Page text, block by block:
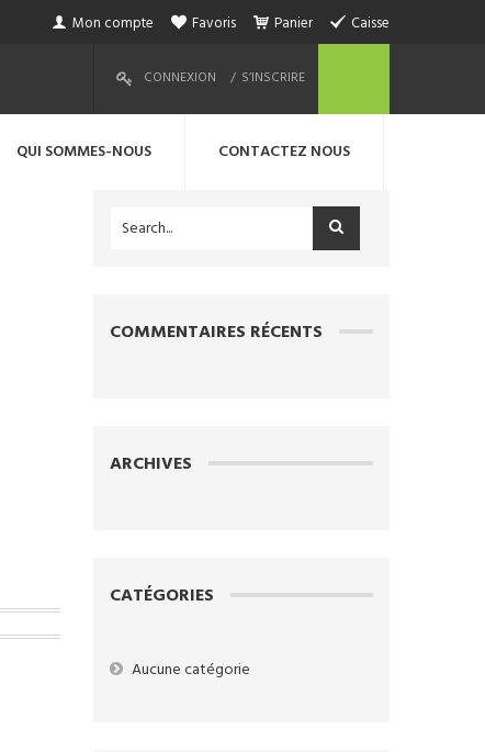
Mon compte Favoris Panier Caisse
CONNEXION S’INSCRIRE
QUI SOMMES-NOUS CONTACTEZ NOUS
COMMENTAIRES RÉCENTS
ARCHIVES
CATÉGORIES
Aucune catégorie